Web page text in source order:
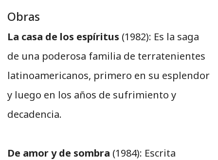
Obras
La casa de los espíritus (1982): Es la saga
de una poderosa familia de terratenientes
latinoamericanos, primero en su esplendor
y luego en los años de sufrimiento y
decadencia.
De amor y de sombra (1984): Escrita